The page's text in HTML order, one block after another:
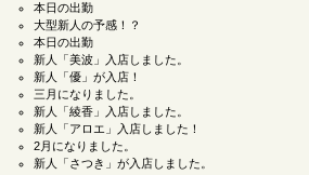
本日の出勤
大型新人の予感！？
本日の出勤
新人「美波」入店しました。
新人「優」が入店！
三月になりました。
新人「綾香」入店しました。
新人「アロエ」入店しました！
2月になりました。
新人「さつき」が入店しました。